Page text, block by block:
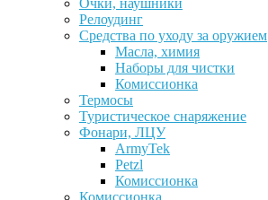
Релоудинг
Средства по уходу за оружием
Масла, химия
Наборы для чистки
Комиссионка
Термосы
Туристическое снаряжение
Фонари, ЛЦУ
ArmyTek
Petzl
Комиссионка
Комиссионка